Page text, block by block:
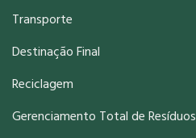
Transporte
Destinação Final
Reciclagem
Gerenciamento Total de Resíduos